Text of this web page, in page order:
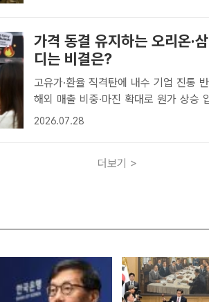
가격 동결 유지하는 오리온·
디는 비결은?
고유가·환율 직격탄에 내수 기업 진통
해외 매출 비중·마진 확대로 원가 상승 압박 견뎌 하반기 식
인상 러시 속에서 삼양식품과 오리온이
2026.07.28
더보기 >